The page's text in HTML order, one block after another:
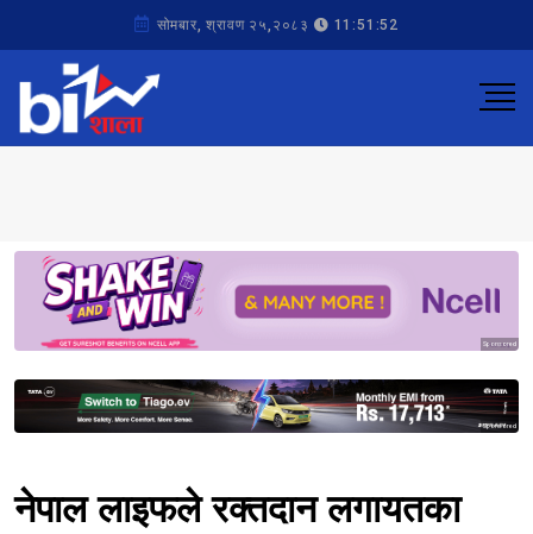
सोमबार, श्रावण २५,२०८३ 11:51:52
Sponsored
Sponsored
नेपाल लाइफले रक्तदान लगायतका